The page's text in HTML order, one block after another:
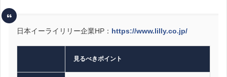
日本イーライリリー企業HP： https://www.lilly.co.jp/
見るべきポイント